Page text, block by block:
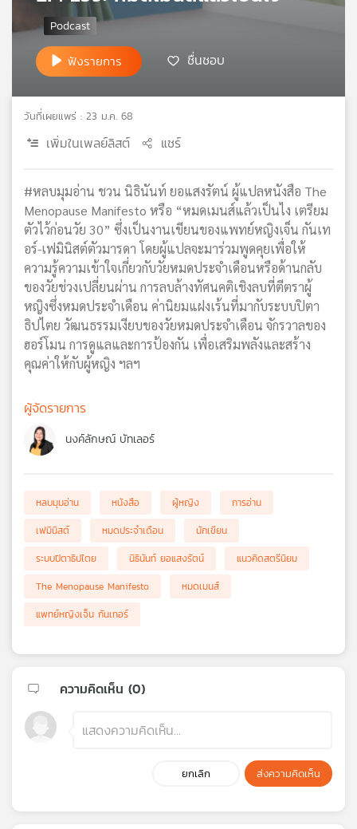
แผนที่
วิทยุ
ฟังรายการ ชื่นชอบ
วันที่เผยแพร่ : 23 ม.ค. 68
เพิ่มในเพลย์ลิสต์ แชร์
#หลบมุมอ่าน ชวน นิธินันท์ ยอแสงรัตน์ ผู้แปลหนังสือ The
Menopause Manifesto หรือ “หมดเมนส์แล้วเป็นไง เตรียม
ตัวไว้ก่อนวัย 30” ซึ่งเป็นงานเขียนของแพทย์หญิงเจ็น กันเท
อร์-เฟมินิสต์ตัวมารดา โดยผู้แปลจะมาร่วมพูดคุยเพื่อให้
ความรู้ความเข้าใจเกี่ยวกับวัยหมดประจำเดือนหรือด้านกลับ
ของวัยช่วงเปลี่ยนผ่าน การลบล้างทัศนคติเชิงลบที่ตีตราผู้
หญิงซึ่งหมดประจำเดือน ค่านิยมแฝงเร้นที่มากับระบบปิตา
ธิปไตย วัฒนธรรมเงียบของวัยหมดประจำเดือน จักรวาลของ
ฮอร์โมน การดูแลและการป้องกัน เพื่อเสริมพลังและสร้าง
คุณค่าให้กับผู้หญิง ฯลฯ
ผู้จัดรายการ
นงค์ลักษณ์ บัทเลอร์
หลบมุมอ่าน หนังสือ ผู้หญิง
การอ่าน
เฟมินิสต์
หมดประจำเดือน
นักเขียน
ระบบปิตาธิปไตย
นิธินันท์ ยอแสงรัตน์
แนวคิดสตรีนิยม
The Menopause Manifesto
หมดเมนส์
แพทย์หญิงเจ็น กันเทอร์
ความคิดเห็น (0)
ยกเลิก ส่งความคิดเห็น